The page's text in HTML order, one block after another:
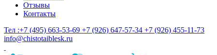
Отзывы
Контакты
Тел :+7 (495) 663-53-69 +7 (926) 647-57-34 +7 (926) 455-11-73
info@chistotaiblesk.ru